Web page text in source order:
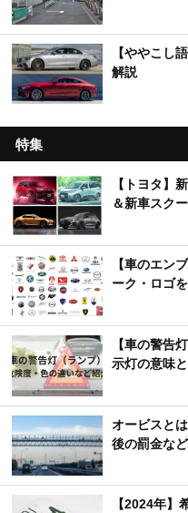
【ややこし
解説
特集
【トヨタ】
＆新車スク
【車のエン
ーク・ロゴ
【車の警告
示灯の意味
オービスと
後の罰金な
【2024年】